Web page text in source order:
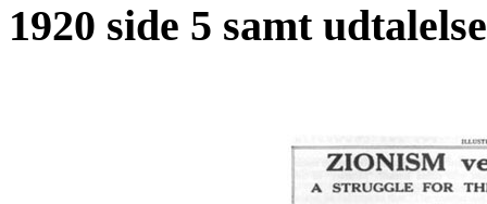
1920 side 5 samt